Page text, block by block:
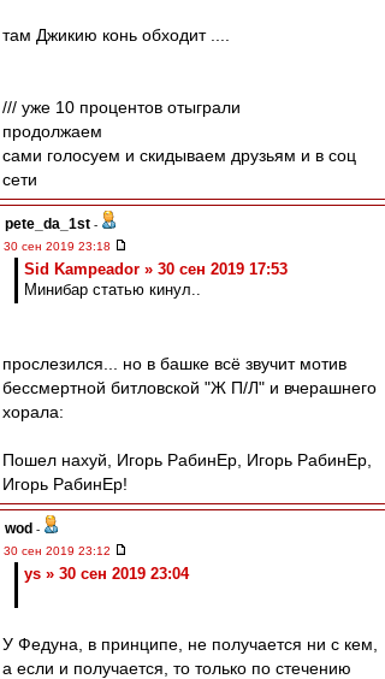
там Джикию конь обходит ....
/// уже 10 процентов отыграли
продолжаем
сами голосуем и скидываем друзьям и в соц
сети
pete_da_1st -
30 сен 2019 23:18
Sid Kampeador » 30 сен 2019 17:53
Минибар статью кинул..
прослезился... но в башке всё звучит мотив
бессмертной битловской "Ж П/Л" и вчерашнего
хорала:
Пошел нахуй, Игорь РабинЕр, Игорь РабинЕр,
Игорь РабинЕр!
wod -
30 сен 2019 23:12
ys » 30 сен 2019 23:04
У Федуна, в принципе, не получается ни с кем,
а если и получается, то только по стечению